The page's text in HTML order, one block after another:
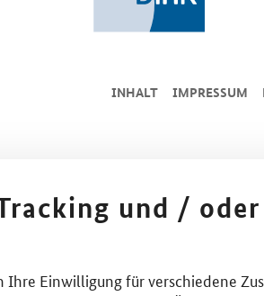
INHALT IMPRESSUM
und /
Ihre Einwilligung für verschiedene